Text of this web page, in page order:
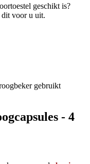
geschikt is?
dit voor u uit.
gebruikt
- 4